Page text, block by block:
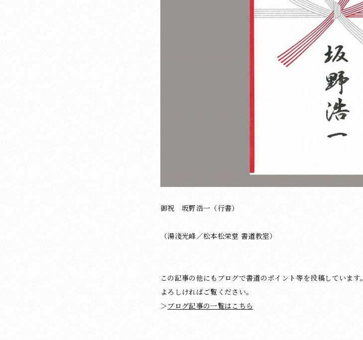
御祝 坂野浩一（行書）
（湯淺光峰／松本松栄堂 書道教室）
この記事の他にもブログで書道のポイント等を投稿しています。
よろしければご覧ください。
＞ ブログ記事の一覧はこちら